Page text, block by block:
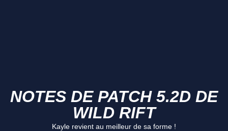
NOTES DE PATCH 5.2D DE
WILD RIFT
Kayle revient au meilleur de sa forme !